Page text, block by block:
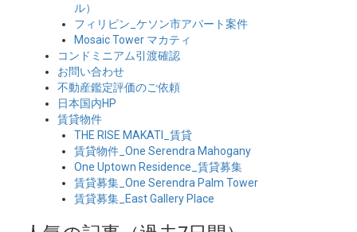
ル）
フィリピン_ケソン市アパート案件
Mosaic Tower マカティ
コンドミニアム引渡確認
お問い合わせ
不動産鑑定評価のご依頼
日本国内HP
賃貸物件
THE RISE MAKATI_賃貸
賃貸物件_One Serendra Mahogany
One Uptown Residence_賃貸募集
賃貸募集_One Serendra Palm Tower
賃貸募集_East Gallery Place